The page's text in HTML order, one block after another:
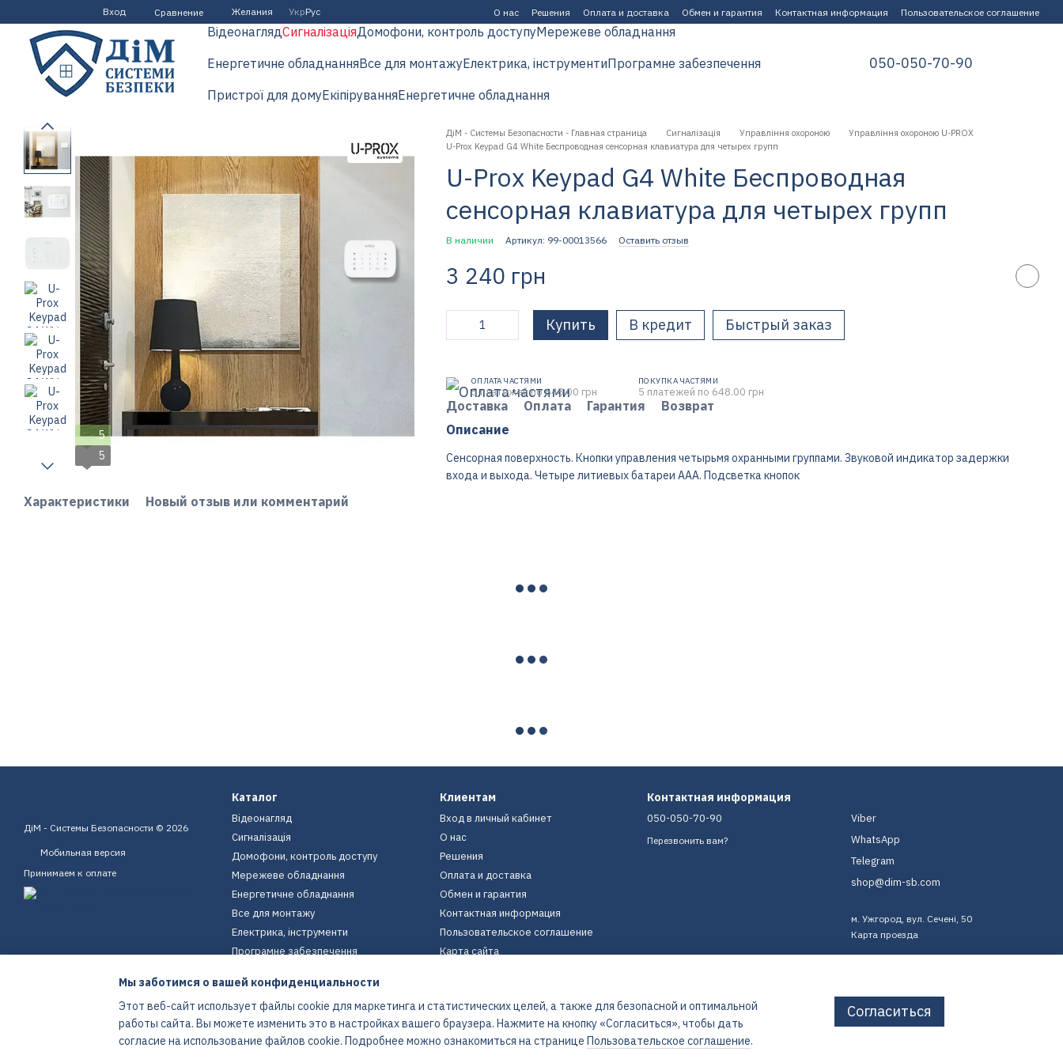
Перейти к основному контенту
Вход Сравнение Желания УкрРус О нас Решения Оплата и доставка Обмен и гарантия Контактная информация Пользовательское соглашение
ВідеонаглядСигналізаціяДомофони, контроль доступуМережеве обладнання
Енергетичне обладнанняВсе для монтажуЕлектрика, інструментиПрограмне забезпечення
Пристрої для домуЕкіпіруванняЕнергетичне обладнання
050-050-70-90
5
5
Характеристики Новый отзыв или комментарий
ДіМ - Системы Безопасности - Главная страница Сигналізація Управління охороною
Управління охороною U-PROX
U-Prox Keypad G4 White Беспроводная сенсорная клавиатура для четырех групп
U-Prox Keypad G4 White Беспроводная
сенсорная клавиатура для четырех групп
В наличии Артикул: 99-00013566 Оставить отзыв
3 240 грн
Купить В кредит Быстрый заказ
ОПЛАТА ЧАСТЯМИ
5 платежей по 648.00 грн
ПОКУПКА ЧАСТЯМИ
5 платежей по 648.00 грн
Доставка Оплата Гарантия
Возврат
Описание
Сенсорная поверхность. Кнопки управления четырьмя охранными группами. Звуковой индикатор задержки
входа и выхода. Четыре литиевых батареи ААА. Подсветка кнопок
ДіМ - Системы Безопасности © 2026
Мобильная версия
Принимаем к оплате
Интернет-магазин создан с Хорошоп
Каталог
Відеонагляд
Сигналізація
Домофони, контроль доступу
Мережеве обладнання
Енергетичне обладнання
Все для монтажу
Електрика, інструменти
Програмне забезпечення
Екіпірування
Енергетичне обладнання
Клиентам
Вход в личный кабинет
О нас
Решения
Оплата и доставка
Обмен и гарантия
Контактная информация
Пользовательское соглашение
Карта сайта
Контактная информация
050-050-70-90
Перезвонить вам?
Viber
WhatsApp
Telegram
shop@dim-sb.com
м. Ужгород, вул. Сечені, 50
Карта проезда
Мы заботимся о вашей конфиденциальности
Этот веб-сайт использует файлы cookie для маркетинга и статистических целей, а также для безопасной и оптимальной
работы сайта. Вы можете изменить это в настройках вашего браузера. Нажмите на кнопку «Согласиться», чтобы дать
согласие на использование файлов cookie. Подробнее можно ознакомиться на странице Пользовательское соглашение.
Согласиться